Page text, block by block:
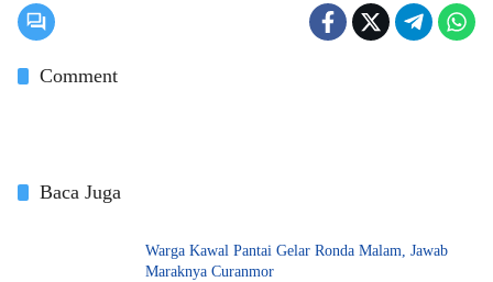
Comment
Baca Juga
Warga Kawal Pantai Gelar Ronda Malam, Jawab
Maraknya Curanmor